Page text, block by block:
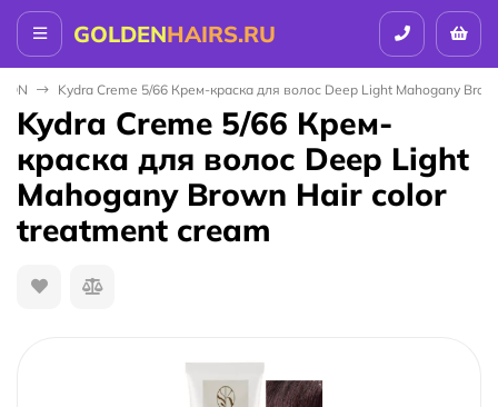
GOLDENHAIRS.RU
Kydra Creme 5/66 Крем-краска для волос Deep Light Mahogany
Kydra Creme 5/66 Крем-
краска для волос Deep Light
Mahogany Brown Hair color
treatment cream